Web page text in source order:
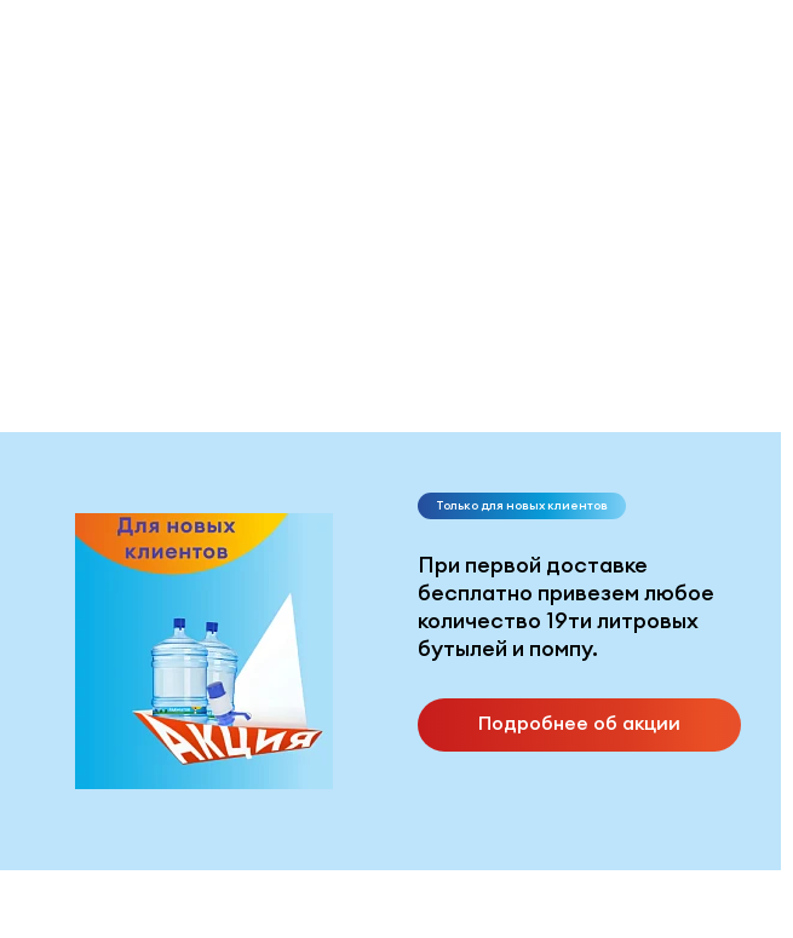
Только для новых клиентов
При первой доставке
бесплатно привезем любое
количество 19ти литровых
бутылей и помпу.
Подробнее об акции